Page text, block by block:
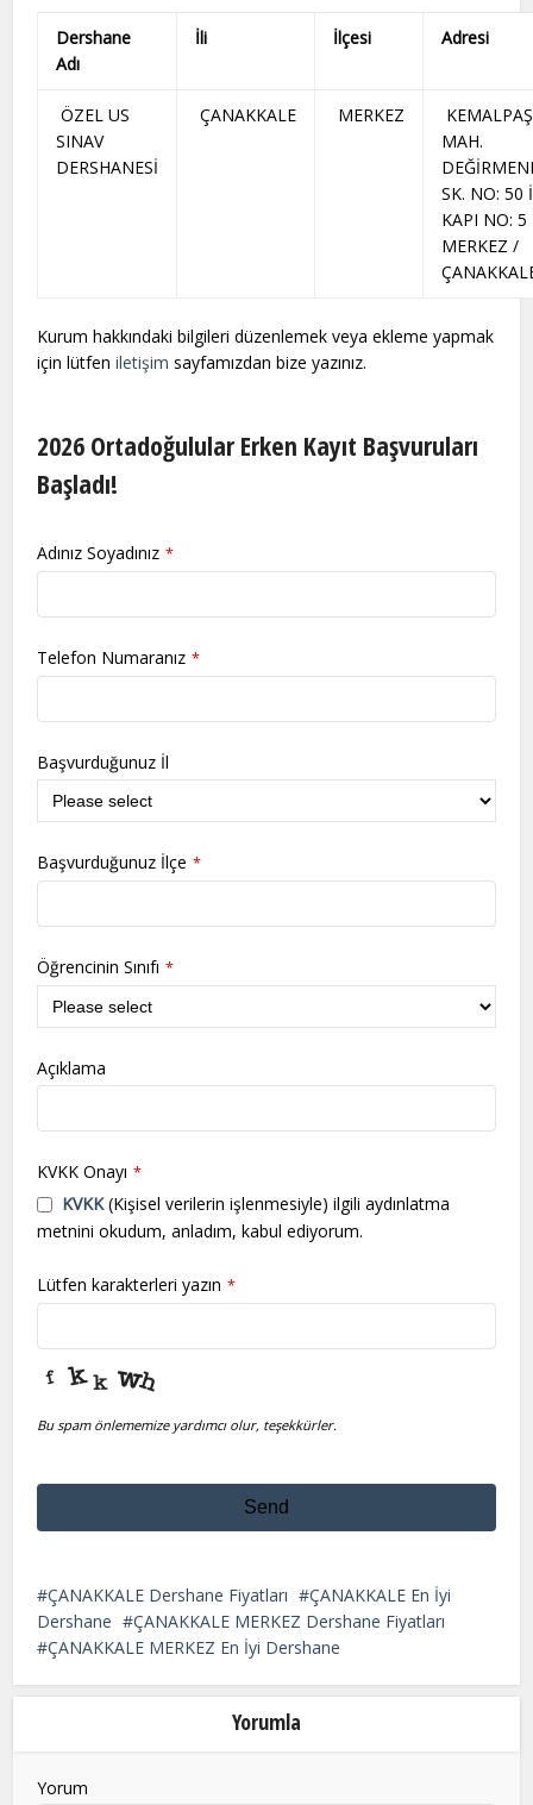
Dershane
Adı
İli İlçesi Adresi
ÖZEL US
SINAV
DERSHANESİ
ÇANAKKALE MERKEZ
MAH.
SK. NO: 50
KAPI NO: 5
MERKEZ /
Kurum hakkındaki bilgileri düzenlemek veya ekleme yapmak
için lütfeniletişim sayfamızdan bize yazınız.
2026 Ortadoğulular Erken Kayıt Başvuruları
Başladı!
Adınız Soyadınız *
Telefon Numaranız *
Başvurduğunuz İl
Başvurduğunuz İlçe *
Öğrencinin Sınıfı *
Açıklama
KVKK Onayı *
KVKK(Kişisel verilerin işlenmesiyle) ilgili aydınlatma
metnini okudum, anladım, kabul ediyorum.
Lütfen karakterleri yazın *
Bu spam önlememize yardımcı olur, teşekkürler.
Send
field
should
be
blank
ÇANAKKALE Dershane Fiyatları
ÇANAKKALE En İyi
Dershane
ÇANAKKALE MERKEZ Dershane Fiyatları
ÇANAKKALE MERKEZ En İyi Dershane
Yorumla
Yorum